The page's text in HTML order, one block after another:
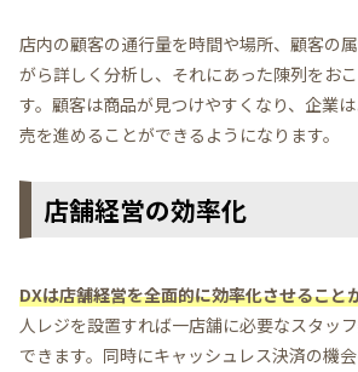
店内の顧客の通行量を時間や場所、顧客の
がら詳しく分析し、それにあった陳列をお
す。顧客は商品が見つけやすくなり、企業
売を進めることができるようになります。
店舗経営の効率化
DXは店舗経営を全面的に効率化させること
人レジを設置すれば一店舗に必要なスタッ
できます。同時にキャッシュレス決済の機